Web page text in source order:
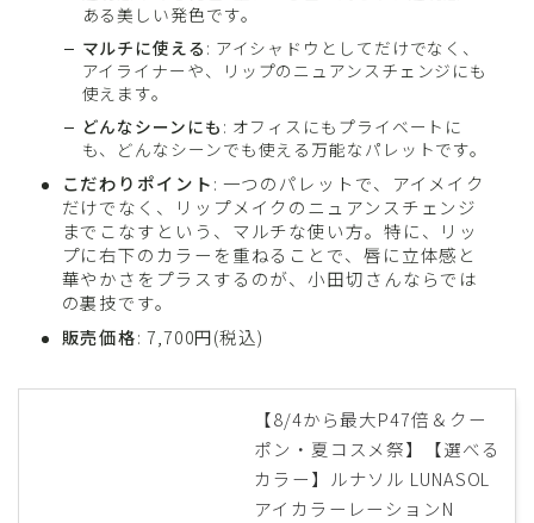
ある美しい発色です。
マルチに使える : アイシャドウとしてだけでなく、
アイライナーや、リップのニュアンスチェンジにも
使えます。
どんなシーンにも : オフィスにもプライベートに
も、どんなシーンでも使える万能なパレットです。
こだわりポイント: 一つのパレットで、アイメイク
だけでなく、リップメイクのニュアンスチェンジ
までこなすという、マルチな使い方。特に、リッ
プに右下のカラーを重ねることで、唇に立体感と
華やかさをプラスするのが、小田切さんならでは
の裏技です。
販売価格: 7,700円(税込)
【8/4から最大P47倍＆クー
ポン・夏コスメ祭】【選べる
カラー】ルナソル LUNASOL
アイカラーレーションN